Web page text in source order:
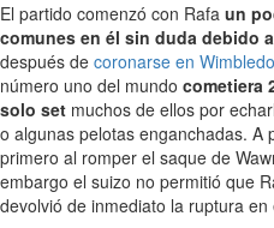
El partido comenzó con Rafa un
comunes en él sin duda debido
después de coronarse en
número uno del mundo cometiera
solo set muchos de ellos por
o algunas pelotas enganchadas. A
primero al romper el saque de
embargo el suizo no permitió que
devolvió de inmediato la ruptura en